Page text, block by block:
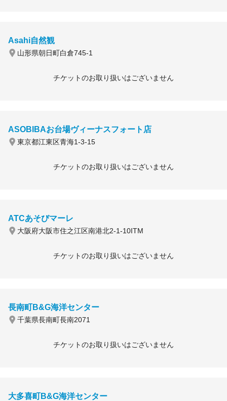
Asahi自然観
山形県朝日町白倉745-1
チケットのお取り扱いはございません
ASOBIBAお台場ヴィーナスフォート店
東京都江東区青海1-3-15
チケットのお取り扱いはございません
ATCあそびマーレ
大阪府大阪市住之江区南港北2-1-10ITM
チケットのお取り扱いはございません
長南町B&G海洋センター
千葉県長南町長南2071
チケットのお取り扱いはございません
大多喜町B&G海洋センター